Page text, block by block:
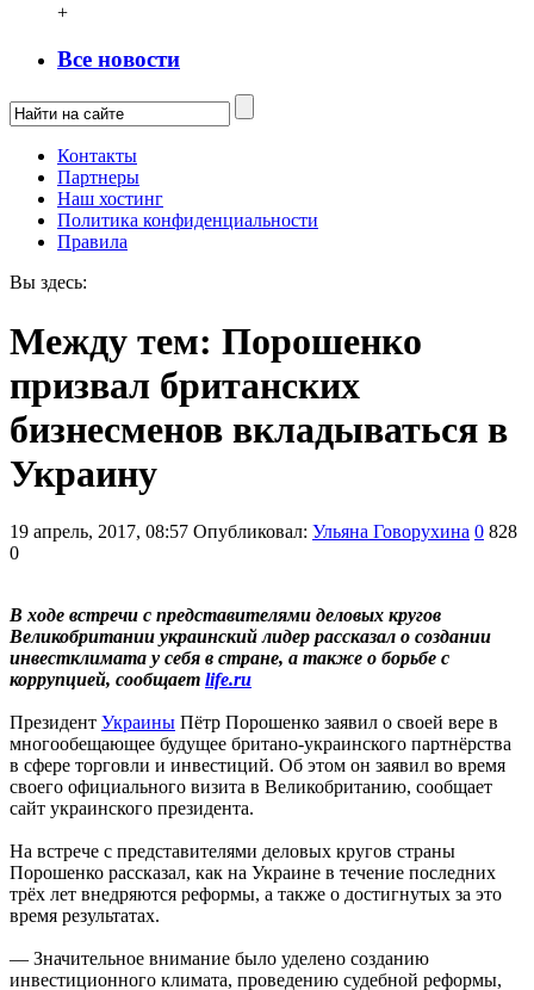
+
Все новости
Контакты
Партнеры
Наш хостинг
Политика конфиденциальности
Правила
Вы здесь:
Между тем: Порошенко
призвал британских
бизнесменов вкладываться в
Украину
19 апрель, 2017, 08:57 Опубликовал: Ульяна Говорухина 0 828
0
В ходе встречи с представителями деловых кругов
Великобритании украинский лидер рассказал о создании
инвестклимата у себя в стране, а также о борьбе с
коррупцией, сообщает life.ru
Президент Украины Пётр Порошенко заявил о своей вере в
многообещающее будущее британо-украинского партнёрства
в сфере торговли и инвестиций. Об этом он заявил во время
своего официального визита в Великобританию, сообщает
сайт украинского президента.
На встрече с представителями деловых кругов страны
Порошенко рассказал, как на Украине в течение последних
трёх лет внедряются реформы, а также о достигнутых за это
время результатах.
— Значительное внимание было уделено созданию
инвестиционного климата, проведению судебной реформы,